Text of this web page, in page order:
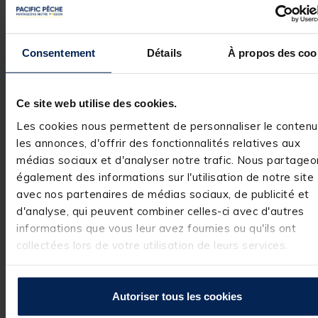
Consentement Détails À propos des
Ce site web utilise des cookies.
Les cookies nous permettent de personnaliser le
les annonces, d'offrir des fonctionnalités relatives aux
médias sociaux et d'analyser notre trafic. Nous
également des informations sur l'utilisation de notre site
avec nos partenaires de médias sociaux, de publicité et
d'analyse, qui peuvent combiner celles-ci avec d'autres
informations que vous leur avez fournies ou qu'ils ont
collectées lors de votre utilisation de leurs services.
Autoriser tous les cookies
contrôle
étoiles
3 étoiles
0
2étoiles
0
1étoile 1
pas pratique; coupe
toujours bien
dpnc quand on est
Utile(0) Signaler
Réponse de
pacificpeche.com
Bonjour,
votre
commentaire.
note de votre
commentaire,
nous allons faire